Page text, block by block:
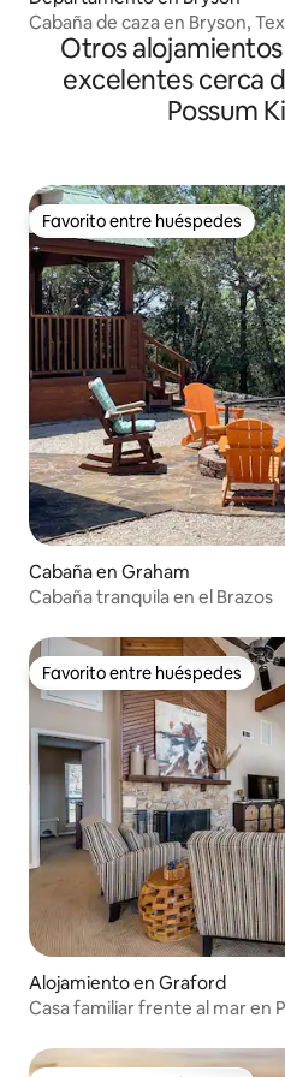
Cabaña de caza en Bryson,
Otros
excelentes cerca
Possum
Favorito entre huéspedes
Favorito entre huéspedes
Cabaña en Graham
Cabaña tranquila en el Brazos
Favorito entre huéspedes
Favorito entre huéspedes
Alojamiento en Graford
Casa familiar frente al mar en